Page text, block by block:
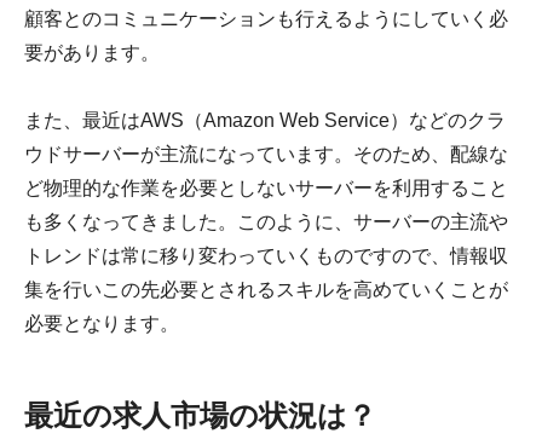
顧客とのコミュニケーションも行えるようにしていく必
要があります。
また、最近はAWS（Amazon Web Service）などのクラ
ウドサーバーが主流になっています。そのため、配線な
ど物理的な作業を必要としないサーバーを利用すること
も多くなってきました。このように、サーバーの主流や
トレンドは常に移り変わっていくものですので、情報収
集を行いこの先必要とされるスキルを高めていくことが
必要となります。
最近の求人市場の状況は？